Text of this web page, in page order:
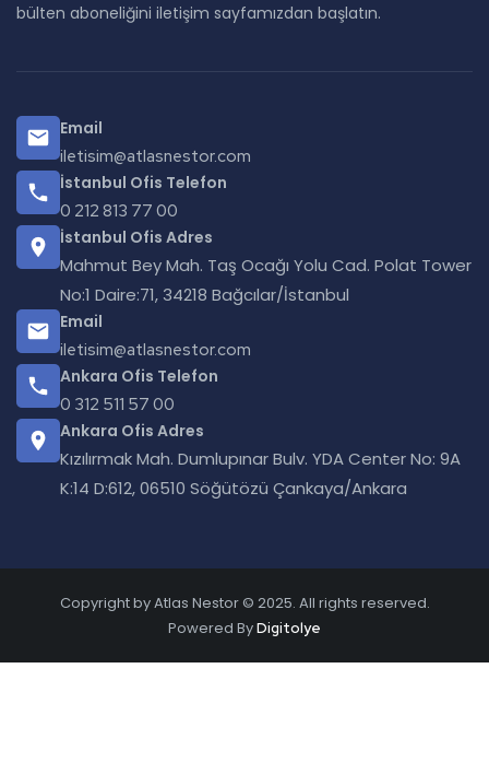
bülten aboneliğini iletişim sayfamızdan başlatın.
Email
iletisim@atlasnestor.com
İstanbul Ofis Telefon
0 212 813 77 00
İstanbul Ofis Adres
Mahmut Bey Mah. Taş Ocağı Yolu Cad. Polat Tower
No:1 Daire:71, 34218 Bağcılar/İstanbul
Email
iletisim@atlasnestor.com
Ankara Ofis Telefon
0 312 511 57 00
Ankara Ofis Adres
Kızılırmak Mah. Dumlupınar Bulv. YDA Center No: 9A
K:14 D:612, 06510 Söğütözü Çankaya/Ankara
Copyright by Atlas Nestor © 2025. All rights reserved.
Powered ByDigitolye